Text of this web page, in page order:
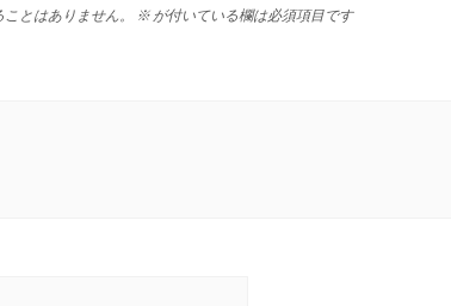
とはありません。 ※ が付いている欄は必須項目です